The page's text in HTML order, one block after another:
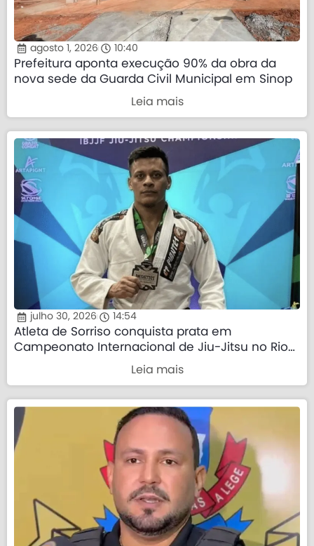
agosto 1, 2026 10:40
Prefeitura aponta execução 90% da obra da
nova sede da Guarda Civil Municipal em Sinop
Leia mais
julho 30, 2026 14:54
Atleta de Sorriso conquista prata em
Campeonato Internacional de Jiu-Jitsu no Rio
Leia mais